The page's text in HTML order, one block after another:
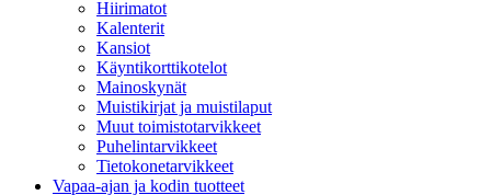
Hiirimatot
Kalenterit
Kansiot
Käyntikorttikotelot
Mainoskynät
Muistikirjat ja muistilaput
Muut toimistotarvikkeet
Puhelintarvikkeet
Tietokonetarvikkeet
Vapaa-ajan ja kodin tuotteet